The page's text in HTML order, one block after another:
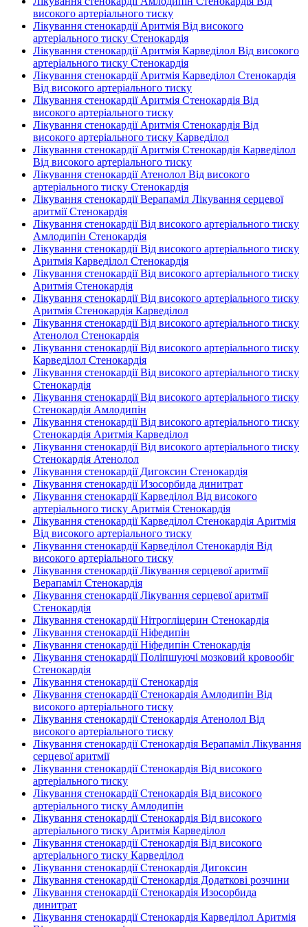
високого артеріального тиску
Лікування стенокардії Аритмія Від високого
артеріального тиску Стенокардія
Лікування стенокардії Аритмія Карведілол Від високого
артеріального тиску Стенокардія
Лікування стенокардії Аритмія Карведілол Стенокардія
Від високого артеріального тиску
Лікування стенокардії Аритмія Стенокардія Від
високого артеріального тиску
Лікування стенокардії Аритмія Стенокардія Від
високого артеріального тиску Карведілол
Лікування стенокардії Аритмія Стенокардія Карведілол
Від високого артеріального тиску
Лікування стенокардії Атенолол Від високого
артеріального тиску Стенокардія
Лікування стенокардії Верапаміл Лікування серцевої
аритмії Стенокардія
Лікування стенокардії Від високого артеріального тиску
Амлодипін Стенокардія
Лікування стенокардії Від високого артеріального тиску
Аритмія Карведілол Стенокардія
Лікування стенокардії Від високого артеріального тиску
Аритмія Стенокардія
Лікування стенокардії Від високого артеріального тиску
Аритмія Стенокардія Карведілол
Лікування стенокардії Від високого артеріального тиску
Атенолол Стенокардія
Лікування стенокардії Від високого артеріального тиску
Карведілол Стенокардія
Лікування стенокардії Від високого артеріального тиску
Стенокардія
Лікування стенокардії Від високого артеріального тиску
Стенокардія Амлодипін
Лікування стенокардії Від високого артеріального тиску
Стенокардія Аритмія Карведілол
Лікування стенокардії Від високого артеріального тиску
Стенокардія Атенолол
Лікування стенокардії Дигоксин Стенокардія
Лікування стенокардії Изосорбида динитрат
Лікування стенокардії Карведілол Від високого
артеріального тиску Аритмія Стенокардія
Лікування стенокардії Карведілол Стенокардія Аритмія
Від високого артеріального тиску
Лікування стенокардії Карведілол Стенокардія Від
високого артеріального тиску
Лікування стенокардії Лікування серцевої аритмії
Верапаміл Стенокардія
Лікування стенокардії Лікування серцевої аритмії
Стенокардія
Лікування стенокардії Нітрогліцерин Стенокардія
Лікування стенокардії Ніфедипін
Лікування стенокардії Ніфедипін Стенокардія
Лікування стенокардії Поліпшуючі мозковий кровообіг
Стенокардія
Лікування стенокардії Стенокардія
Лікування стенокардії Стенокардія Амлодипін Від
високого артеріального тиску
Лікування стенокардії Стенокардія Атенолол Від
високого артеріального тиску
Лікування стенокардії Стенокардія Верапаміл Лікування
серцевої аритмії
Лікування стенокардії Стенокардія Від високого
артеріального тиску
Лікування стенокардії Стенокардія Від високого
артеріального тиску Амлодипін
Лікування стенокардії Стенокардія Від високого
артеріального тиску Аритмія Карведілол
Лікування стенокардії Стенокардія Від високого
артеріального тиску Карведілол
Лікування стенокардії Стенокардія Дигоксин
Лікування стенокардії Стенокардія Додаткові розчини
Лікування стенокардії Стенокардія Изосорбида
динитрат
Лікування стенокардії Стенокардія Карведілол Аритмія